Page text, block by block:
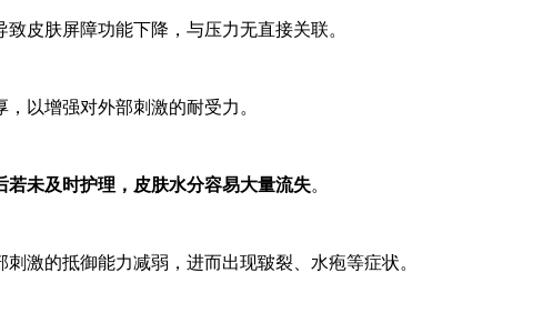
致皮肤屏障功能下降 ，与压力无直接关联。
以增强对外部刺激的耐受力。
若未及时护理，皮肤水分容易大量流失。
激的抵御能力减弱，进而出现皲裂、水疱等症状。